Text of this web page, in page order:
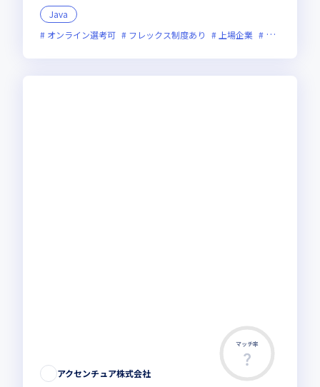
Java
オンライン選考可
フレックス制度あり 上場企業 グローバル展
マッチ率
アクセンチュア株式会社